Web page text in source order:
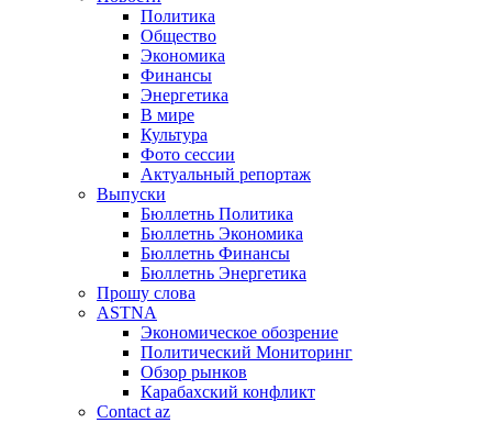
Политика
Общество
Экономика
Финансы
Энергетика
В мире
Культура
Фото сессии
Актуальный репортаж
Выпуски
Бюллетнь Политика
Бюллетнь Экономика
Бюллетнь Финансы
Бюллетнь Энергетика
Прошу слова
ASTNA
Экономическое обозрение
Политический Мониторинг
Обзор рынков
Карабахский конфликт
Contact az